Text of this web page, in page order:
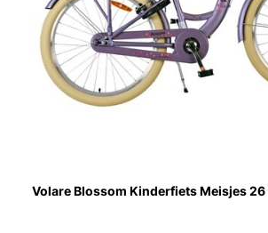
Volare Blossom Kinderfiets Meisjes